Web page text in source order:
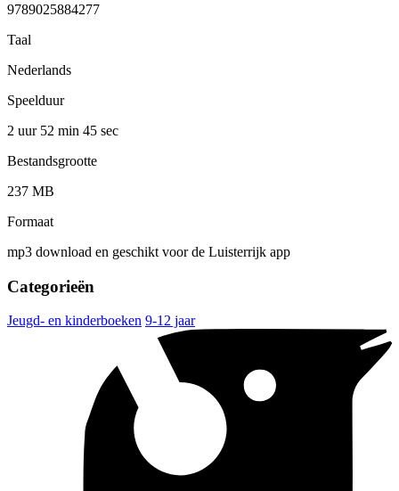
9789025884277
Taal
Nederlands
Speelduur
2 uur 52 min 45 sec
Bestandsgrootte
237 MB
Formaat
mp3 download en geschikt voor de Luisterrijk app
Categorieën
Jeugd- en kinderboeken 9-12 jaar